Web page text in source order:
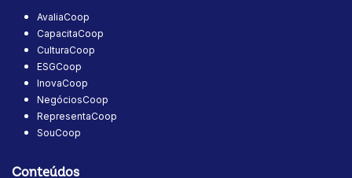
AvaliaCoop
CapacitaCoop
CulturaCoop
ESGCoop
InovaCoop
NegóciosCoop
RepresentaCoop
SouCoop
Conteúdos